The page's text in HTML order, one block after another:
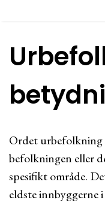
Ordet urbefolkning
befolkningen eller
spesifikt område.
eldste innbyggerne